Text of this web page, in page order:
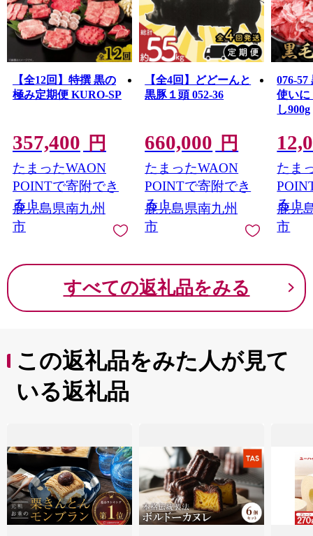
示があったことが確認されました。
寄附者の皆様には、ご心配とご迷惑をおかけしましたこ
とを、深くお詫び申し上げます。
本市では、直ちに当該事業者の返礼品に係る寄附の受付
また、既に寄附をいただき未発送の当該事業者の返礼品
について発送を見合わせておりますので、今後、個別に
附者の皆様には、誠意を持って真摯に対応させていただ
く所存です。
何卒ご理解賜りますようお願い申し上げます。
【全12回】特撰 黒の
極み定期便 KURO-SP
357,400 円
たまったWAON
POINTで寄附でき
る！
鹿児島県南九州
市
【全4回】どどーんと
黒豚１頭 052-36
660,000 円
たまったWAON
POINTで寄附でき
る！
鹿児島県南九州
市
076-
使いに
し900g
たま
る！
鹿児
市
すべての返礼品をみる
この返礼品をみた人が見て
いる返礼品